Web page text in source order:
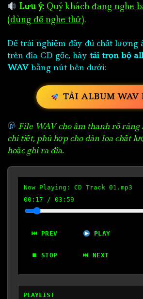
Lưu ý: Quý khách đang nghe
(dùng để nghe thử).
Để trải nghiệm đầy đủ chất lượng
trên đĩa CD gốc, hãy tải trọn bộ
WAV bằng nút bên dưới:
TẢI ALBUM WAV
File WAV cho âm thanh rõ ràng
chi tiết, phù hợp cho dàn loa chất
hoặc ghi ra đĩa.
Now Playing: CD Track 01.mp3
00:18 / 03:59
⏮ PREV PLAY
⏹ STOP ⏭ NEXT
PLAYLIST